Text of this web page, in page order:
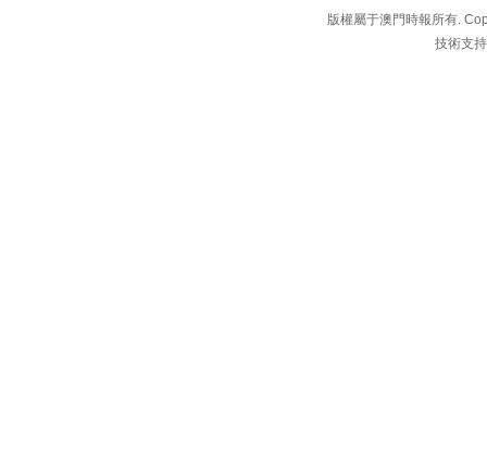
版權屬于澳門時報所有.
技術支